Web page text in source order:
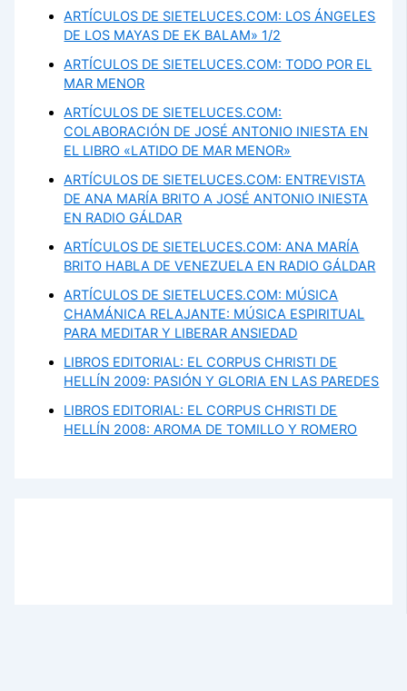
ARTÍCULOS DE SIETELUCES.COM: LOS ÁNGELES
DE LOS MAYAS DE EK BALAM» 1/2
ARTÍCULOS DE SIETELUCES.COM: TODO POR EL
MAR MENOR
ARTÍCULOS DE SIETELUCES.COM:
COLABORACIÓN DE JOSÉ ANTONIO INIESTA EN
EL LIBRO «LATIDO DE MAR MENOR»
ARTÍCULOS DE SIETELUCES.COM: ENTREVISTA
DE ANA MARÍA BRITO A JOSÉ ANTONIO INIESTA
EN RADIO GÁLDAR
ARTÍCULOS DE SIETELUCES.COM: ANA MARÍA
BRITO HABLA DE VENEZUELA EN RADIO GÁLDAR
ARTÍCULOS DE SIETELUCES.COM: MÚSICA
CHAMÁNICA RELAJANTE: MÚSICA ESPIRITUAL
PARA MEDITAR Y LIBERAR ANSIEDAD
LIBROS EDITORIAL: EL CORPUS CHRISTI DE
HELLÍN 2009: PASIÓN Y GLORIA EN LAS PAREDES
LIBROS EDITORIAL: EL CORPUS CHRISTI DE
HELLÍN 2008: AROMA DE TOMILLO Y ROMERO